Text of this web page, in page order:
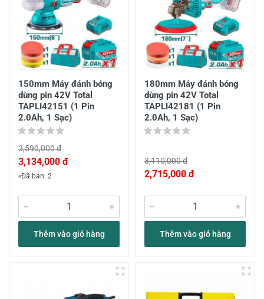
150mm Máy đánh bóng
dùng pin 42V Total
TAPLI42151 (1 Pin
2.0Ah, 1 Sạc)
3,590,000 đ
3,134,000 đ
Đã bán: 2
Thêm vào giỏ hàng
180mm Máy đánh bóng
dùng pin 42V Total
TAPLI42181 (1 Pin
2.0Ah, 1 Sạc)
3,110,000 đ
2,715,000 đ
Thêm vào giỏ hàng